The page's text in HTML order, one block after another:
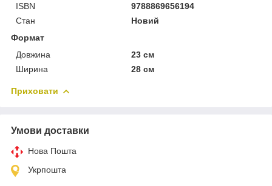
ISBN
9788869656194
Стан
Новий
Формат
Довжина
23 см
Ширина
28 см
Приховати
Умови доставки
Нова Пошта
Укрпошта